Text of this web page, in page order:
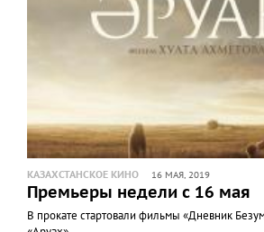
КАЗАХСТАНСКОЕ КИНО 16 МАЯ, 2019
Премьеры недели с 16 мая
В прокате стартовали фильмы «Дневник